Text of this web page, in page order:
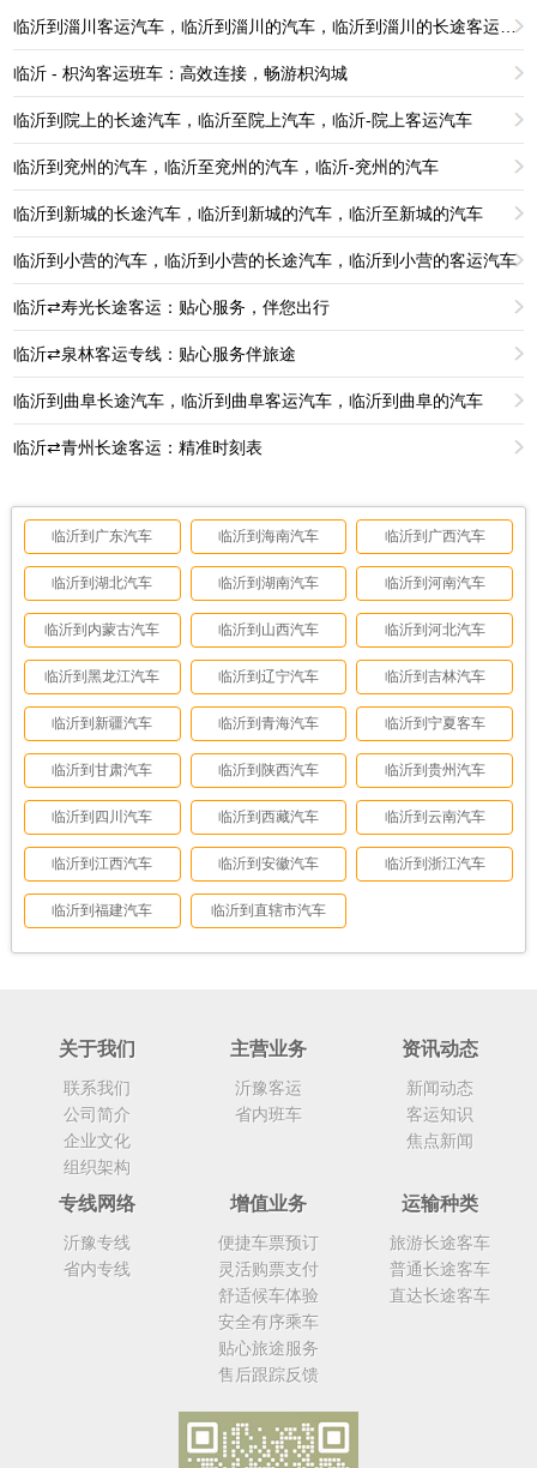
临沂到淄川客运汽车，临沂到淄川的汽车，临沂到淄川的长途客运汽车
临沂 - 枳沟客运班车：高效连接，畅游枳沟城
临沂到院上的长途汽车，临沂至院上汽车，临沂-院上客运汽车
临沂到兖州的汽车，临沂至兖州的汽车，临沂-兖州的汽车
临沂到新城的长途汽车，临沂到新城的汽车，临沂至新城的汽车
临沂到小营的汽车，临沂到小营的长途汽车，临沂到小营的客运汽车
临沂⇄寿光长途客运：贴心服务，伴您出行
临沂⇄泉林客运专线：贴心服务伴旅途
临沂到曲阜长途汽车，临沂到曲阜客运汽车，临沂到曲阜的汽车
临沂⇄青州长途客运：精准时刻表
临沂到广东汽车 临沂到海南汽车 临沂到广西汽车
临沂到湖北汽车 临沂到湖南汽车 临沂到河南汽车
临沂到内蒙古汽车 临沂到山西汽车 临沂到河北汽车
临沂到黑龙江汽车 临沂到辽宁汽车 临沂到吉林汽车
临沂到新疆汽车 临沂到青海汽车 临沂到宁夏客车
临沂到甘肃汽车 临沂到陕西汽车 临沂到贵州汽车
临沂到四川汽车 临沂到西藏汽车 临沂到云南汽车
临沂到江西汽车 临沂到安徽汽车 临沂到浙江汽车
临沂到福建汽车 临沂到直辖市汽车
关于我们
联系我们
公司简介
企业文化
组织架构
主营业务
沂豫客运
省内班车
资讯动态
新闻动态
客运知识
焦点新闻
专线网络
沂豫专线
省内专线
增值业务
便捷车票预订
灵活购票支付
舒适候车体验
安全有序乘车
贴心旅途服务
售后跟踪反馈
运输种类
旅游长途客车
普通长途客车
直达长途客车